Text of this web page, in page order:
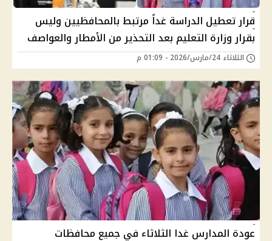
قرار تعطيل الدراسة غداً مرتبط بالمحافظيين وليس
بقرار وزارة التعليم بعد التحذير من الأمطار والعواصف
الثلاثاء 24/مارس/2026 - 01:09 م
عودة المدارس غدا الثلاثاء في جميع محافظات